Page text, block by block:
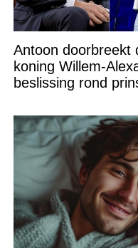
Antoon doorbreekt
koning Willem-
beslissing rond